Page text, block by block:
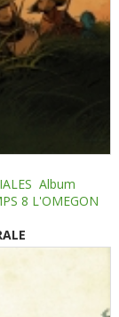
Album
8 L'OMEGON